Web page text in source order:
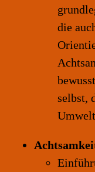
die
selbst,